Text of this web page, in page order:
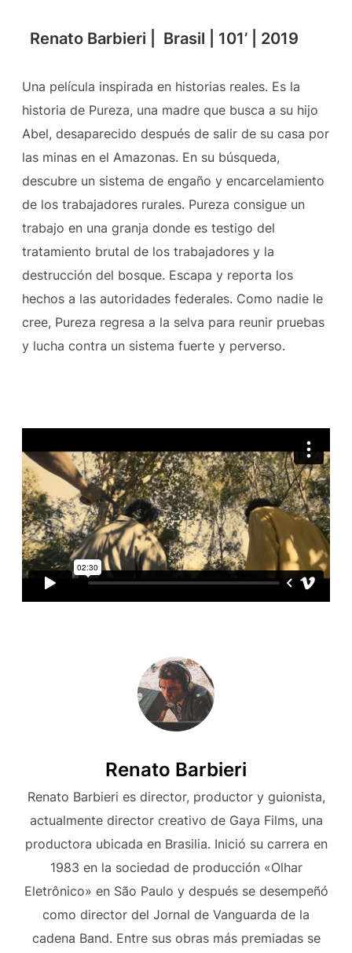
Renato Barbieri | Brasil | 101’ | 2019
Una película inspirada en historias reales. Es la
historia de Pureza, una madre que busca a su hijo
Abel, desaparecido después de salir de su casa por
las minas en el Amazonas. En su búsqueda,
descubre un sistema de engaño y encarcelamiento
de los trabajadores rurales. Pureza consigue un
trabajo en una granja donde es testigo del
tratamiento brutal de los trabajadores y la
destrucción del bosque. Escapa y reporta los
hechos a las autoridades federales. Como nadie le
cree, Pureza regresa a la selva para reunir pruebas
y lucha contra un sistema fuerte y perverso.
Renato Barbieri
Renato Barbieri es director, productor y guionista,
actualmente director creativo de Gaya Films, una
productora ubicada en Brasilia. Inició su carrera en
1983 en la sociedad de producción «Olhar
Eletrônico» en São Paulo y después se desempeñó
como director del Jornal de Vanguarda de la
cadena Band. Entre sus obras más premiadas se